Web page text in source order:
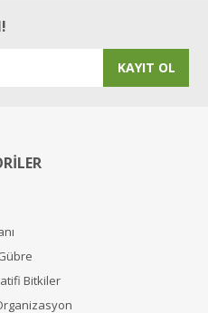
KAYIT OL
Bitkiler